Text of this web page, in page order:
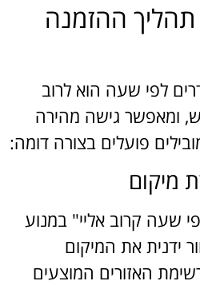
ההזמנה
לפי שעה הוא לרוב
ומאפשר גישה מהירה
פועלים בצורה דומה:
שעה קרוב אליי" במנוע
ידנית את המיקום
האזורים המוצעים